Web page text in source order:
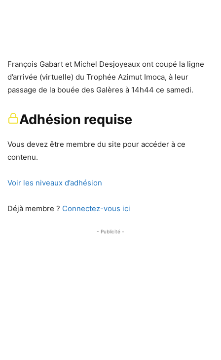
François Gabart et Michel Desjoyeaux ont coupé la ligne
d’arrivée (virtuelle) du Trophée Azimut Imoca, à leur
passage de la bouée des Galères à 14h44 ce samedi.
Adhésion requise
Vous devez être membre du site pour accéder à ce
contenu.
Voir les niveaux d’adhésion
Déjà membre ? Connectez-vous ici
- Publicité -